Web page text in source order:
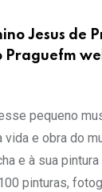
Jesus de
Praguefm
pequeno
e obra do
e à sua pintura
pinturas,